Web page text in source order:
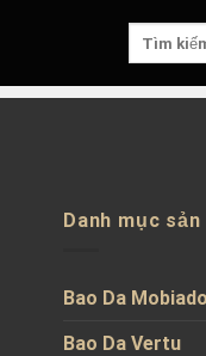
Danh mục sản
Bao Da Mobiado
Bao Da Vertu